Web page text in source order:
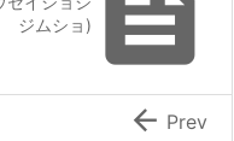
ジムショ)
 Prev